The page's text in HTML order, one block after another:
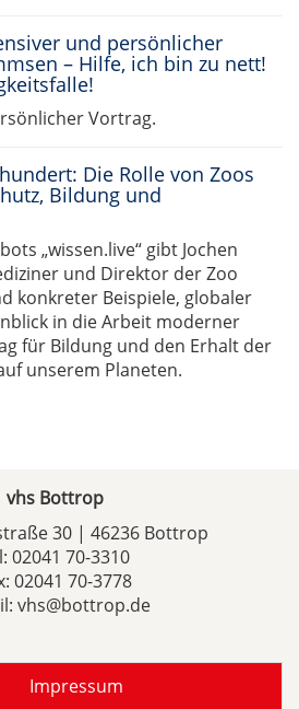
und persönlicher
– Hilfe, ich bin zu nett!
Vortrag.
Die Rolle von Zoos
Bildung und
„wissen.live“ gibt Jochen
und Direktor der Zoo
konkreter Beispiele, globaler
in die Arbeit moderner
für Bildung und den Erhalt der
unserem Planeten.
vhs Bottrop
30 | 46236 Bottrop
02041 70-3310
02041 70-3778
vhs@bottrop.de
Impressum